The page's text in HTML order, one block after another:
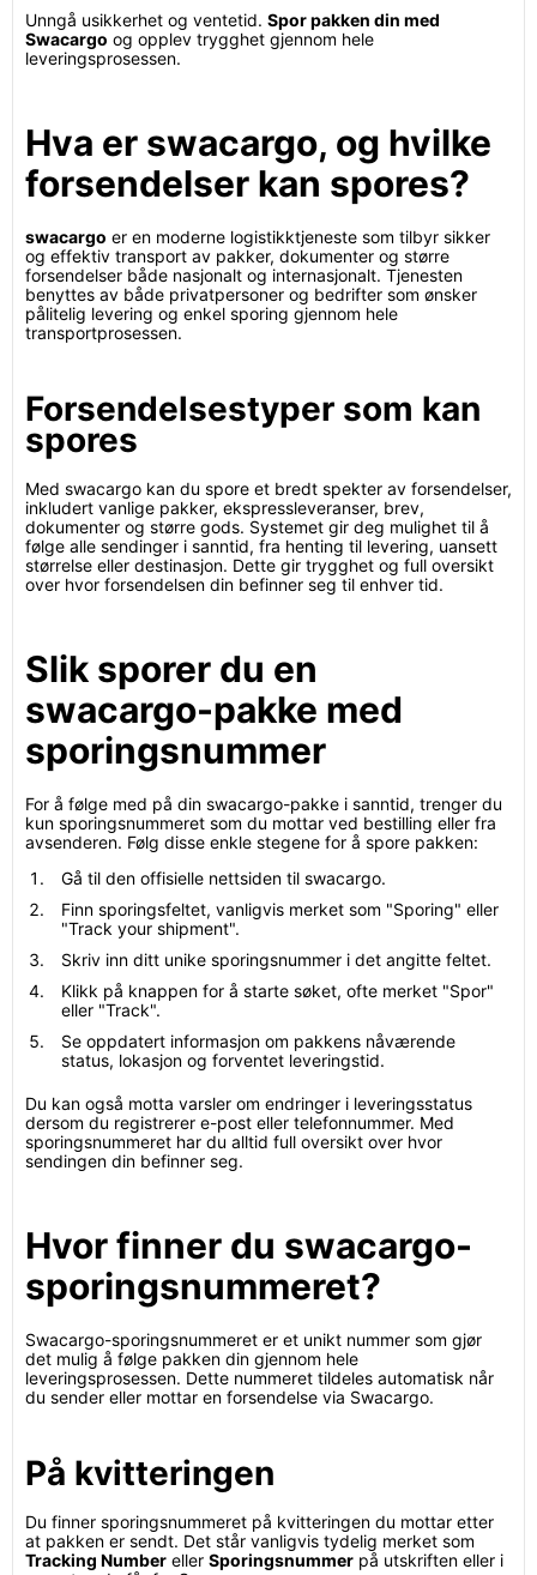
Unngå usikkerhet og ventetid. Spor pakken din med
Swacargo og opplev trygghet gjennom hele
leveringsprosessen.
Hva er swacargo, og hvilke
forsendelser kan spores?
swacargo er en moderne logistikktjeneste som tilbyr sikker
og effektiv transport av pakker, dokumenter og større
forsendelser både nasjonalt og internasjonalt. Tjenesten
benyttes av både privatpersoner og bedrifter som ønsker
pålitelig levering og enkel sporing gjennom hele
transportprosessen.
Forsendelsestyper som kan
spores
Med swacargo kan du spore et bredt spekter av forsendelser,
inkludert vanlige pakker, ekspressleveranser, brev,
dokumenter og større gods. Systemet gir deg mulighet til å
følge alle sendinger i sanntid, fra henting til levering, uansett
størrelse eller destinasjon. Dette gir trygghet og full oversikt
over hvor forsendelsen din befinner seg til enhver tid.
Slik sporer du en
swacargo-pakke med
sporingsnummer
For å følge med på din swacargo-pakke i sanntid, trenger du
kun sporingsnummeret som du mottar ved bestilling eller fra
avsenderen. Følg disse enkle stegene for å spore pakken:
Gå til den offisielle nettsiden til swacargo.
Finn sporingsfeltet, vanligvis merket som "Sporing" eller
"Track your shipment".
Skriv inn ditt unike sporingsnummer i det angitte feltet.
Klikk på knappen for å starte søket, ofte merket "Spor"
eller "Track".
Se oppdatert informasjon om pakkens nåværende
status, lokasjon og forventet leveringstid.
Du kan også motta varsler om endringer i leveringsstatus
dersom du registrerer e-post eller telefonnummer. Med
sporingsnummeret har du alltid full oversikt over hvor
sendingen din befinner seg.
Hvor finner du swacargo-
sporingsnummeret?
Swacargo-sporingsnummeret er et unikt nummer som gjør
det mulig å følge pakken din gjennom hele
leveringsprosessen. Dette nummeret tildeles automatisk når
du sender eller mottar en forsendelse via Swacargo.
På kvitteringen
Du finner sporingsnummeret på kvitteringen du mottar etter
at pakken er sendt. Det står vanligvis tydelig merket som
Tracking Number eller Sporingsnummer på utskriften eller i